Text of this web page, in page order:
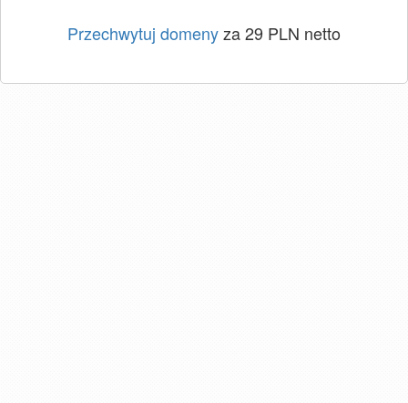
Przechwytuj domenyza 29 PLN netto